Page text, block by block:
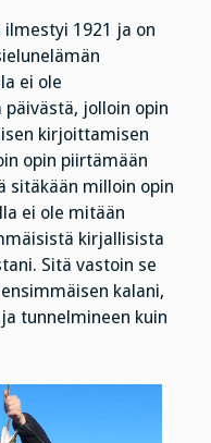
1921 ja on
ei ole
jolloin opin
kirjoittamisen
opin piirtämään
sitäkään milloin opin
ei ole mitään
kirjallisista
Sitä vastoin se
kalani,
tunnelmineen kuin